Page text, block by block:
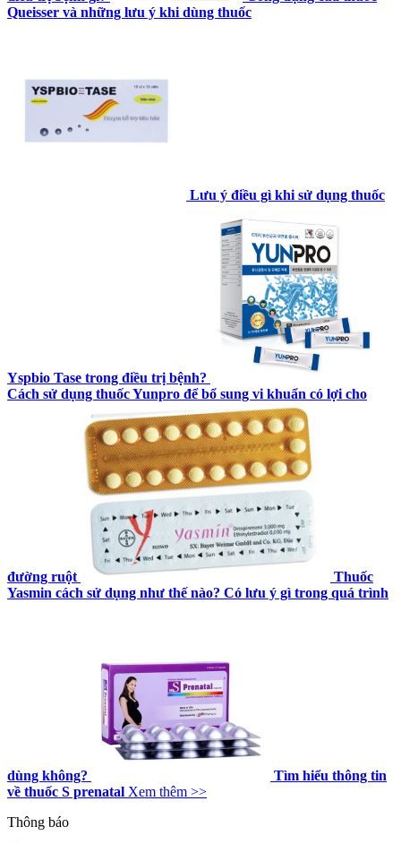
Queisser và những lưu ý khi dùng thuốc
Lưu ý điều gì khi sử dụng thuốc
Yspbio Tase trong điều trị bệnh?
Cách sử dụng thuốc Yunpro để bổ sung vi khuẩn có lợi cho
đường ruột
Thuốc
Yasmin cách sử dụng như thế nào? Có lưu ý gì trong quá trình
dùng không?
Tìm hiểu thông tin
về thuốc S prenatal Xem thêm >>
Thông báo